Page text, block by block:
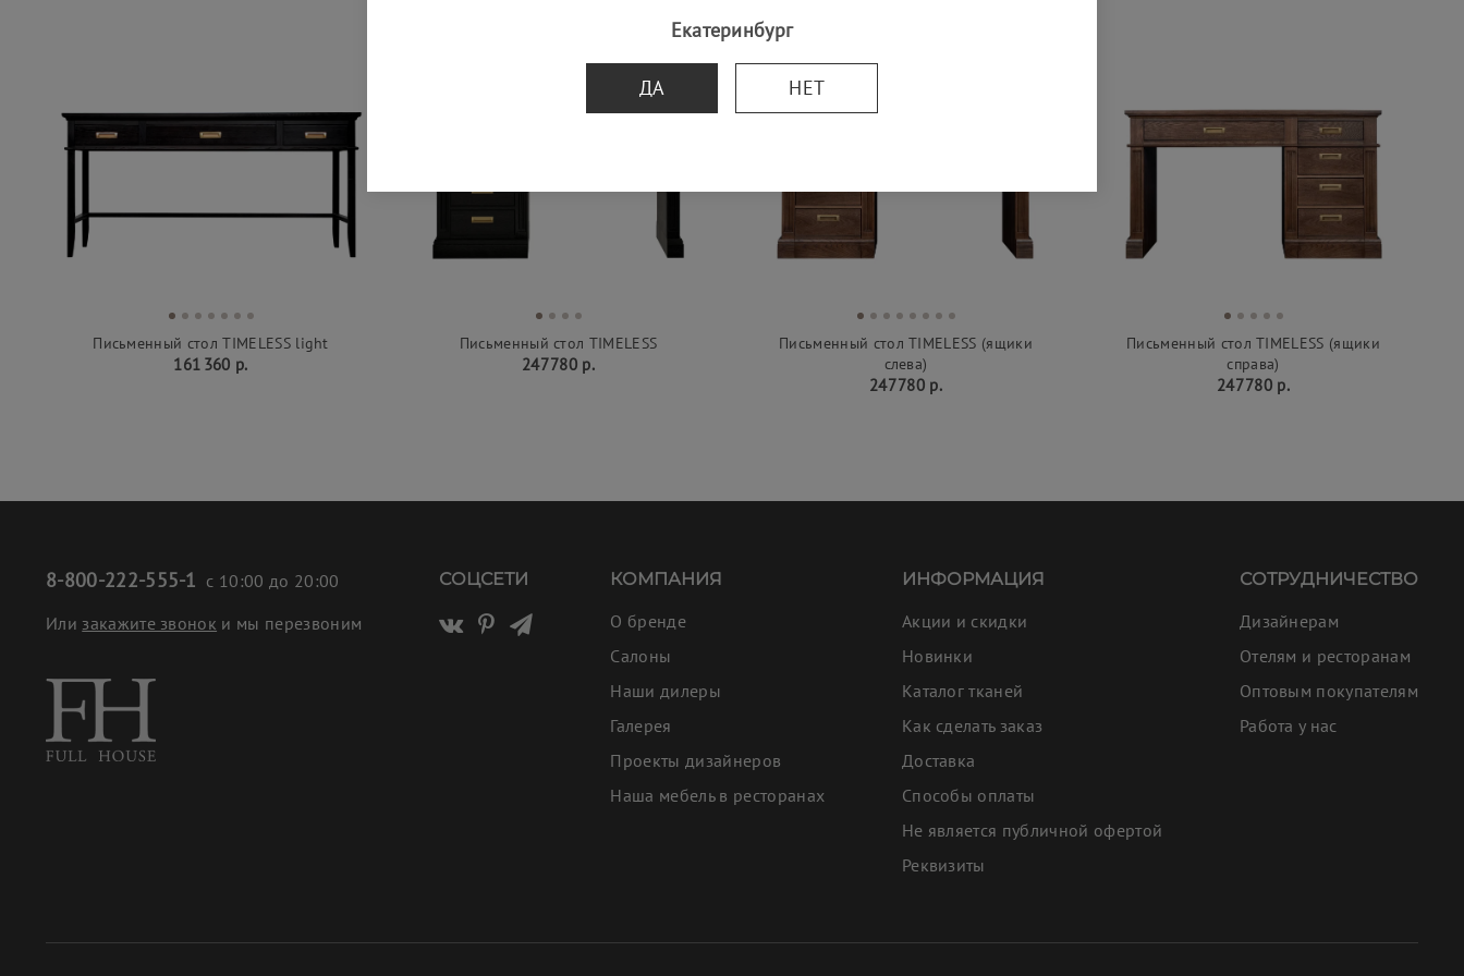
Письменный стол TIMELESS light
161 360 р.
Письменный стол TIMELESS
247 780 р.
Письменный стол TIMELESS (ящики
слева)
247 780 р.
Письменный стол TIMELESS (ящики
справа)
247 780 р.
8-800-222-555-1 с 10:00 до 20:00
Или закажите звонок и мы перезвоним
СОЦСЕТИ КОМПАНИЯ
О бренде
Салоны
Наши дилеры
Галерея
Проекты дизайнеров
Наша мебель в ресторанах
ИНФОРМАЦИЯ
Акции и скидки
Новинки
Каталог тканей
Как сделать заказ
Доставка
Способы оплаты
Не является публичной офертой
Реквизиты
СОТРУДНИЧЕСТВО
Дизайнерам
Отелям и ресторанам
Оптовым покупателям
Работа у нас
Екатеринбург
ДА НЕТ